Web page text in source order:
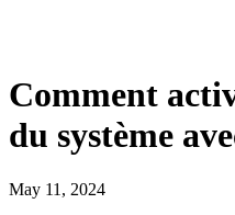
Comment
du système
May 11, 2024